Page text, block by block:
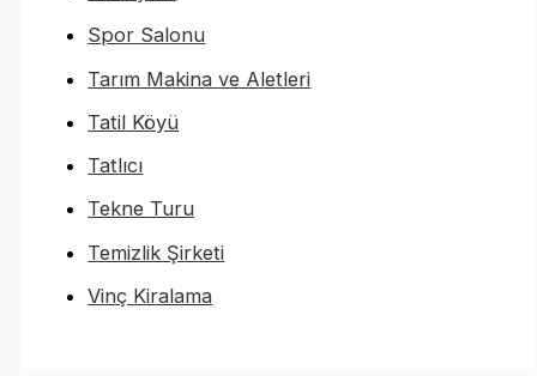
Spor Salonu
Tarım Makina ve Aletleri
Tatil Köyü
Tatlıcı
Tekne Turu
Temizlik Şirketi
Vinç Kiralama